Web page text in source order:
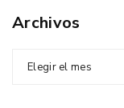
Archivos
Elegir el mes